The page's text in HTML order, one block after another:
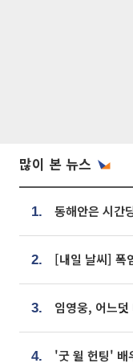
많이 본 뉴스
1.
2.
3.
4.